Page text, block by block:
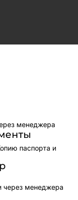
менеджера
паспорта и
через менеджера